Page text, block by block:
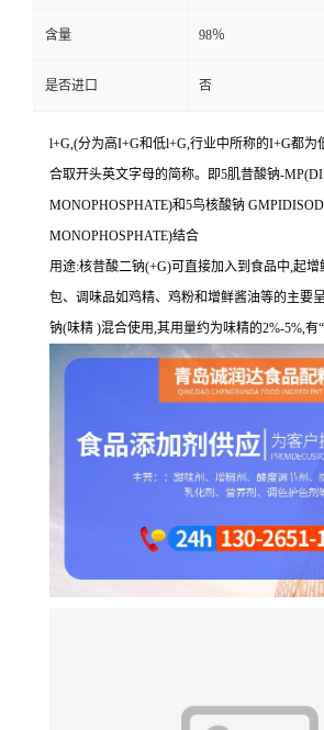
含量 98％
是否进口 否
l+G,(分为高I+G和低l+G,行业中所称的I+G都为
合取开头英文字母的简称。即5肌昔酸钠-
MONOPHOSPHATE)和5鸟核酸钠
MONOPHOSPHATE)结合
用途:核昔酸二钠(+G)可直接加入到食品中,起
包、调味品如鸡精、鸡粉和增鲜酱油等的主要
钠(味精 )混合使用,其用量约为味精的2%-5%,有“